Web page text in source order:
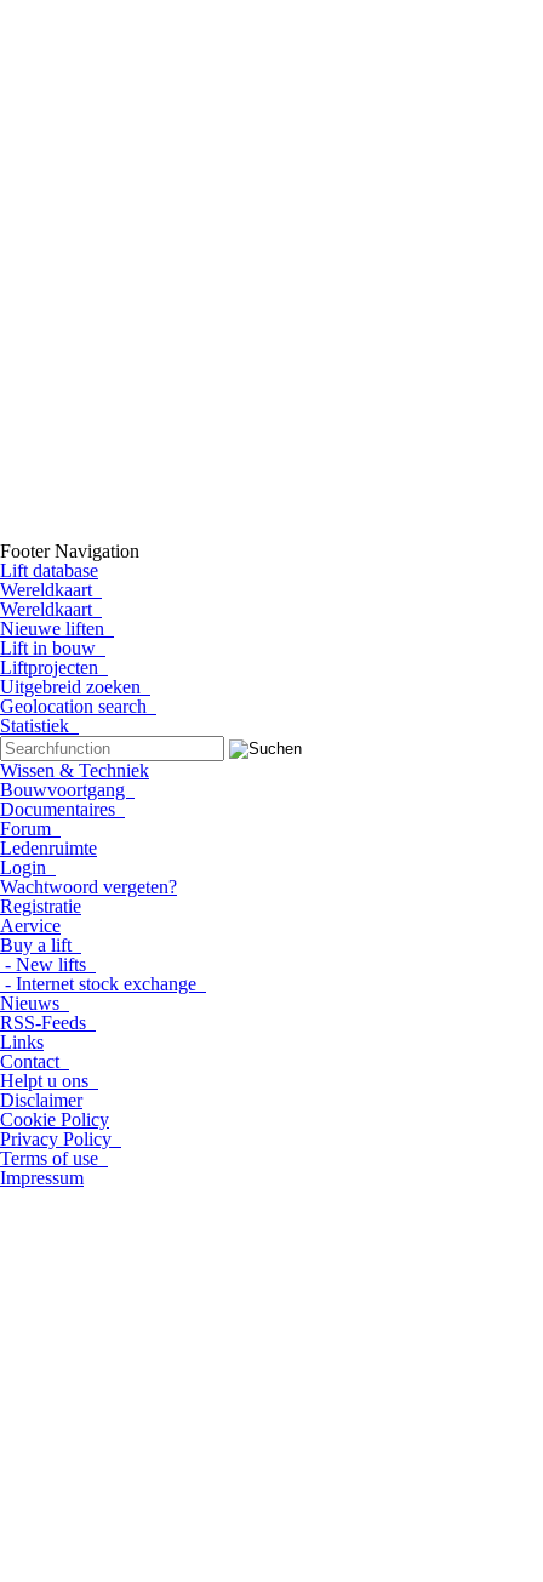
Footer Navigation
Lift database
Wereldkaart
Wereldkaart
Nieuwe liften
Lift in bouw
Liftprojecten
Uitgebreid zoeken
Geolocation search
Statistiek
Wissen & Techniek
Bouwvoortgang
Documentaires
Forum
Ledenruimte
Login
Wachtwoord vergeten?
Registratie
Aervice
Buy a lift
- New lifts
- Internet stock exchange
Nieuws
RSS-Feeds
Links
Contact
Helpt u ons
Disclaimer
Cookie Policy
Privacy Policy
Terms of use
Impressum